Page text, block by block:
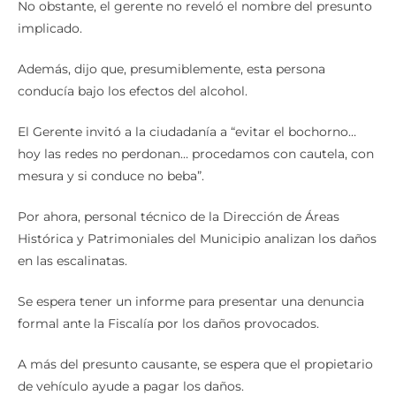
No obstante, el gerente no reveló el nombre del presunto
implicado.
Además, dijo que, presumiblemente, esta persona
conducía bajo los efectos del alcohol.
El Gerente invitó a la ciudadanía a “evitar el bochorno…
hoy las redes no perdonan… procedamos con cautela, con
mesura y si conduce no beba”.
Por ahora, personal técnico de la Dirección de Áreas
Histórica y Patrimoniales del Municipio analizan los daños
en las escalinatas.
Se espera tener un informe para presentar una denuncia
formal ante la Fiscalía por los daños provocados.
A más del presunto causante, se espera que el propietario
de vehículo ayude a pagar los daños.